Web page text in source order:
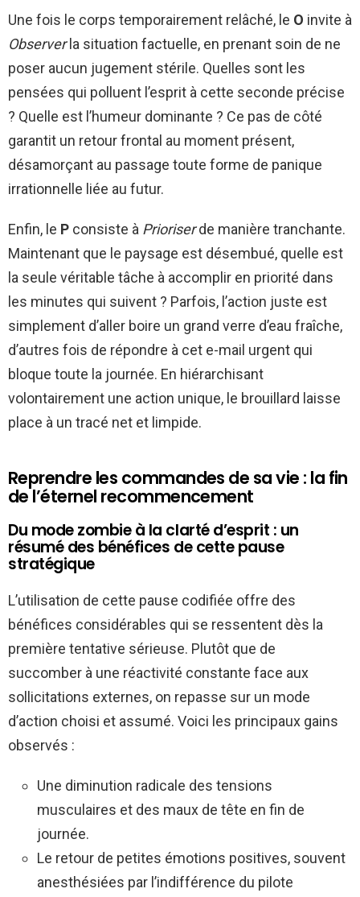
Une fois le corps temporairement relâché, le O invite à
Observerla situation factuelle, en prenant soin de ne
poser aucun jugement stérile. Quelles sont les
pensées qui polluent l’esprit à cette seconde précise
? Quelle est l’humeur dominante ? Ce pas de côté
garantit un retour frontal au moment présent,
désamorçant au passage toute forme de panique
irrationnelle liée au futur.
Enfin, le P consiste à Prioriserde manière tranchante.
Maintenant que le paysage est désembué, quelle est
la seule véritable tâche à accomplir en priorité dans
les minutes qui suivent ? Parfois, l’action juste est
simplement d’aller boire un grand verre d’eau fraîche,
d’autres fois de répondre à cet e-mail urgent qui
bloque toute la journée. En hiérarchisant
volontairement une action unique, le brouillard laisse
place à un tracé net et limpide.
Reprendre les commandes de sa vie : la fin
de l’éternel recommencement
Du mode zombie à la clarté d’esprit : un
résumé des bénéfices de cette pause
stratégique
L’utilisation de cette pause codifiée offre des
bénéfices considérables qui se ressentent dès la
première tentative sérieuse. Plutôt que de
succomber à une réactivité constante face aux
sollicitations externes, on repasse sur un mode
d’action choisi et assumé. Voici les principaux gains
observés :
Une diminution radicale des tensions
musculaires et des maux de tête en fin de
journée.
Le retour de petites émotions positives, souvent
anesthésiées par l’indifférence du pilote